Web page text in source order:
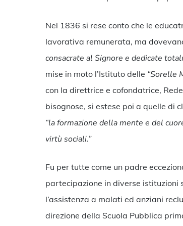
Nel 1836 si rese conto che le
lavorativa remunerata, ma
consacrate al Signore e dedicate
mise in moto l’Istituto delle “Sorelle
con la direttrice e cofondatrice,
bisognose, si estese poi a quelle di
“la formazione della mente e del
virtù sociali.”
Fu per tutte come un padre
partecipazione in diverse
l’assistenza a malati ed anziani
direzione della Scuola Pubblica